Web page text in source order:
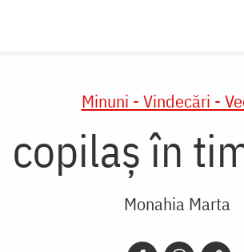
Minuni - Vindecări -
copilaș în
Monahia Marta